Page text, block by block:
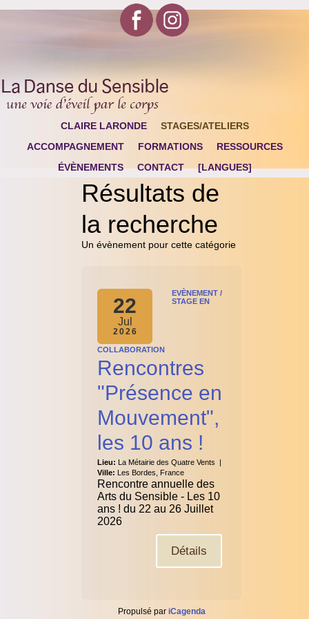
CLAIRE LARONDE
STAGES/ATELIERS
ACCOMPAGNEMENT
FORMATIONS
RESSOURCES
ÉVÈNEMENTS
CONTACT [LANGUES]
Résultats de
la recherche
Un évènement pour cette catégorie
22
Jul
2026
EVÈNEMENT /
STAGE EN
COLLABORATION
Rencontres
"Présence en
Mouvement",
les 10 ans !
Lieu: La Métairie des Quatre Vents
|
Ville: Les Bordes, France
Rencontre annuelle des
Arts du Sensible - Les 10
ans ! du 22 au 26 Juillet
2026
Détails
Propulsé par iCagenda